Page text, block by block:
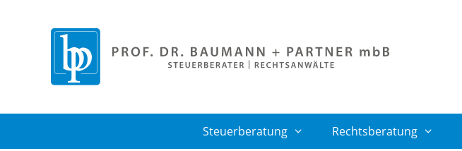
Steuerberatung Rechtsberatung